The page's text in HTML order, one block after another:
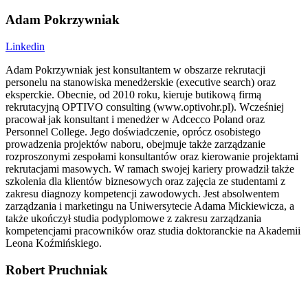
Adam Pokrzywniak
Linkedin
Adam Pokrzywniak jest konsultantem w obszarze rekrutacji
personelu na stanowiska menedżerskie (executive search) oraz
eksperckie. Obecnie, od 2010 roku, kieruje butikową firmą
rekrutacyjną OPTIVO consulting (www.optivohr.pl). Wcześniej
pracował jak konsultant i menedżer w Adcecco Poland oraz
Personnel College. Jego doświadczenie, oprócz osobistego
prowadzenia projektów naboru, obejmuje także zarządzanie
rozproszonymi zespołami konsultantów oraz kierowanie projektami
rekrutacjami masowych. W ramach swojej kariery prowadził także
szkolenia dla klientów biznesowych oraz zajęcia ze studentami z
zakresu diagnozy kompetencji zawodowych. Jest absolwentem
zarządzania i marketingu na Uniwersytecie Adama Mickiewicza, a
także ukończył studia podyplomowe z zakresu zarządzania
kompetencjami pracowników oraz studia doktoranckie na Akademii
Leona Koźmińskiego.
Robert Pruchniak